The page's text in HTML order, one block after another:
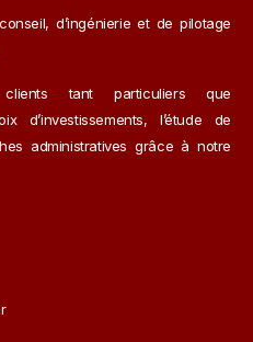
d’ingénierie et de pilotage
tant particuliers que
d’investissements, l’étude de
administratives grâce à notre